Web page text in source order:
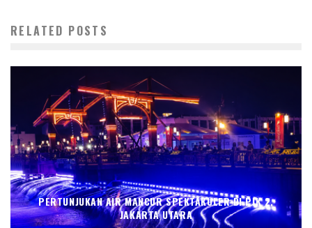
RELATED POSTS
PERTUNJUKAN AIR MANCUR SPEKTAKULER DI PIK 2,
JAKARTA UTARA